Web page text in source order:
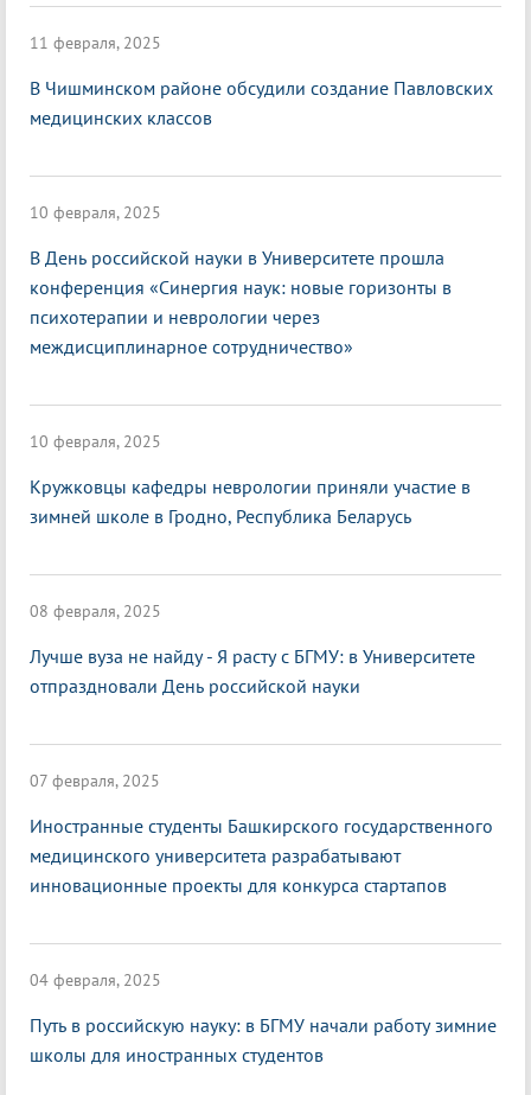
11 февраля, 2025
В Чишминском районе обсудили создание Павловских
медицинских классов
10 февраля, 2025
В День российской науки в Университете прошла
конференция «Синергия наук: новые горизонты в
психотерапии и неврологии через
междисциплинарное сотрудничество»
10 февраля, 2025
Кружковцы кафедры неврологии приняли участие в
зимней школе в Гродно, Республика Беларусь
08 февраля, 2025
Лучше вуза не найду - Я расту с БГМУ: в Университете
отпраздновали День российской науки
07 февраля, 2025
Иностранные студенты Башкирского государственного
медицинского университета разрабатывают
инновационные проекты для конкурса стартапов
04 февраля, 2025
Путь в российскую науку: в БГМУ начали работу зимние
школы для иностранных студентов